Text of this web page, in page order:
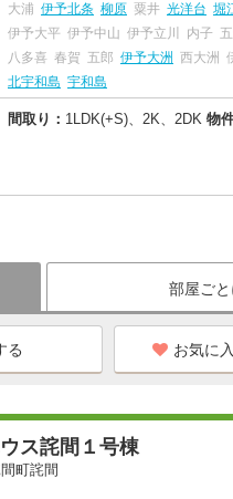
大浦 伊予北条 柳原 粟井 光洋台 堀
伊予大平 伊予中山 伊予立川 内子
八多喜 春賀 五郎 伊予大洲 西大洲
北宇和島 宇和島
間取り： 1LDK(+S)、2K、2DK 物
部屋ご
お気に
ス詫間１号棟
町詫間